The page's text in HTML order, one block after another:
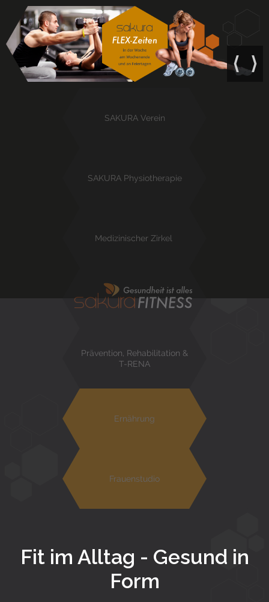
⟨ ⟩
SAKURA Verein
SAKURA Physiotherapie
Medizinischer Zirkel ​
Prävention, Rehabilitation &
T-RENA
.
Ernährung
Frauenstudio
Fit im Alltag - Gesund in
Form